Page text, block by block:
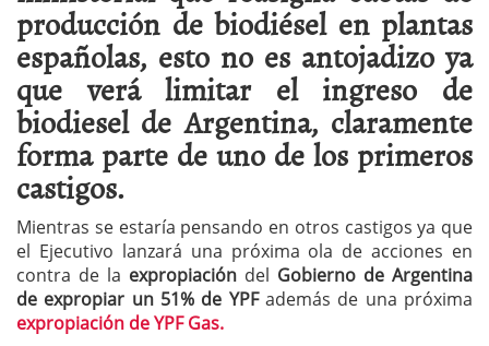
producción de biodiésel en plantas
españolas, esto no es antojadizo ya
que verá limitar el ingreso de
biodiesel de Argentina, claramente
forma parte de uno de los primeros
castigos.
Mientras se estaría pensando en otros castigos ya que
el Ejecutivo lanzará una próxima ola de acciones en
contra de la expropiación del Gobierno de Argentina
de expropiar un 51% de YPFademás de una próxima
expropiación de YPF Gas.